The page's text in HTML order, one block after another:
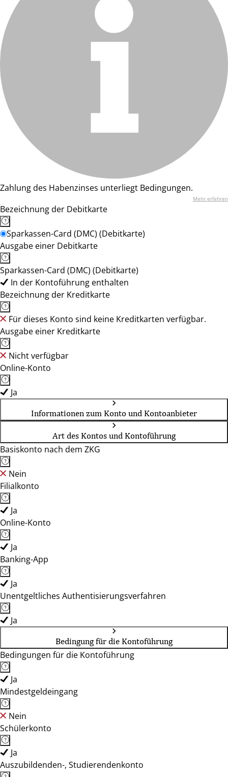
Zahlung des Habenzinses unterliegt Bedingungen.
Mehr erfahren
Bezeichnung der Debitkarte
Sparkassen-Card (DMC) (Debitkarte)
Ausgabe einer Debitkarte
Sparkassen-Card (DMC) (Debitkarte)
In der Kontoführung enthalten
Bezeichnung der Kreditkarte
Für dieses Konto sind keine Kreditkarten verfügbar.
Ausgabe einer Kreditkarte
Nicht verfügbar
Online-Konto
Ja
Informationen zum Konto und Kontoanbieter
Art des Kontos und Kontoführung
Basiskonto nach dem ZKG
Nein
Filialkonto
Ja
Online-Konto
Ja
Banking-App
Ja
Unentgeltliches Authentisierungsverfahren
Ja
Bedingung für die Kontoführung
Bedingungen für die Kontoführung
Ja
Mindestgeldeingang
Nein
Schülerkonto
Ja
Auszubildenden-, Studierendenkonto